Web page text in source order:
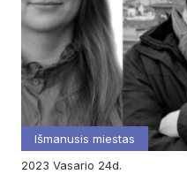
Išmanusis miestas
2023
vasario 24d.